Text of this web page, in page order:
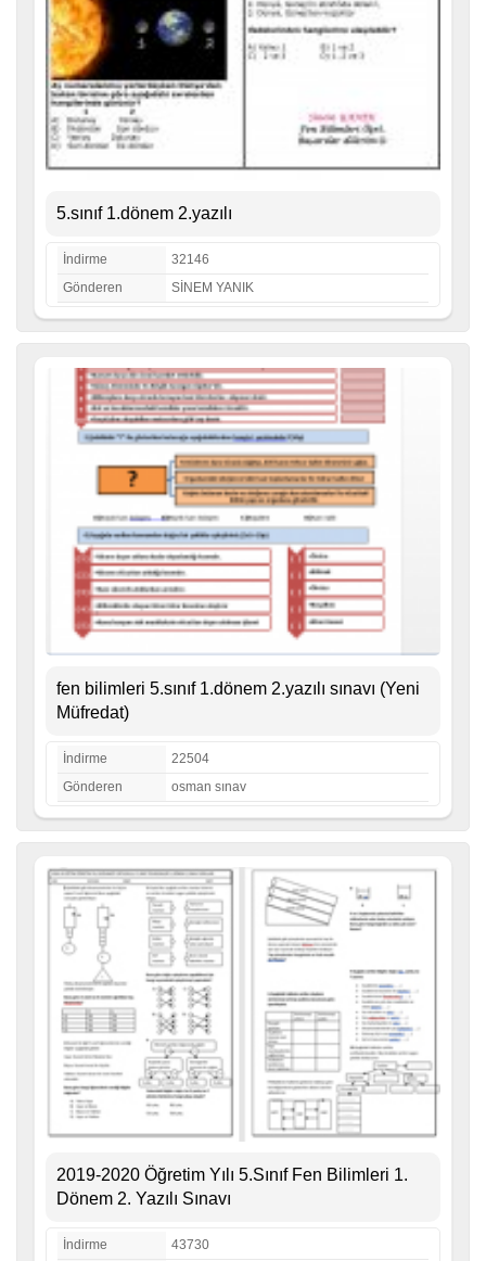
5.sınıf 1.dönem 2.yazılı
İndirme
32146
Gönderen
SİNEM YANIK
fen bilimleri 5.sınıf 1.dönem 2.yazılı sınavı (Yeni
Müfredat)
İndirme
22504
Gönderen
osman sınav
2019-2020 Öğretim Yılı 5.Sınıf Fen Bilimleri 1.
Dönem 2. Yazılı Sınavı
İndirme
43730